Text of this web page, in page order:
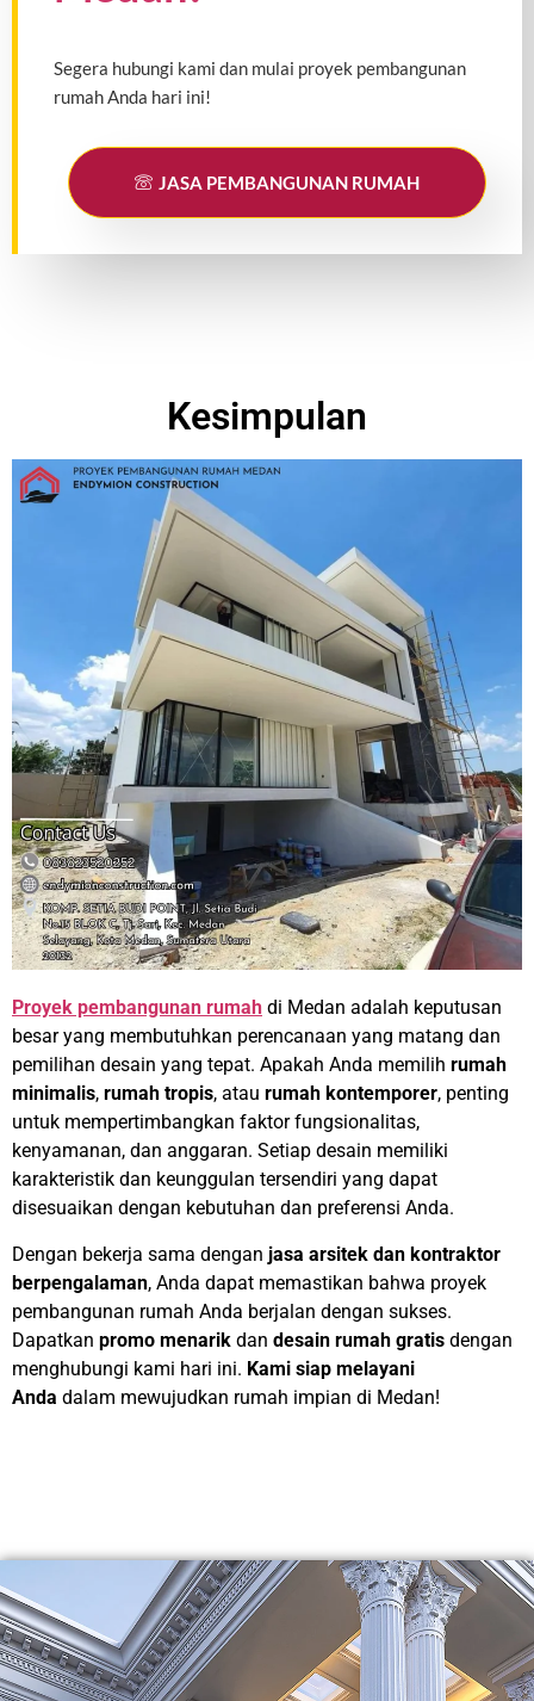
Segera hubungi kami dan mulai proyek pembangunan
rumah Anda hari ini!
JASA PEMBANGUNAN RUMAH
Kesimpulan
Proyek pembangunan rumah di Medan adalah keputusan
besar yang membutuhkan perencanaan yang matang dan
pemilihan desain yang tepat. Apakah Anda memilih rumah
minimalis, rumah tropis, atau rumah kontemporer, penting
untuk mempertimbangkan faktor fungsionalitas,
kenyamanan, dan anggaran. Setiap desain memiliki
karakteristik dan keunggulan tersendiri yang dapat
disesuaikan dengan kebutuhan dan preferensi Anda.
Dengan bekerja sama dengan jasa arsitek dan kontraktor
berpengalaman, Anda dapat memastikan bahwa proyek
pembangunan rumah Anda berjalan dengan sukses.
Dapatkan promo menarik dan desain rumah gratis dengan
menghubungi kami hari ini. Kami siap melayani
Anda dalam mewujudkan rumah impian di Medan!